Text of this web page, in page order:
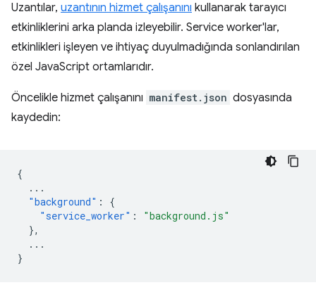
Uzantılar, uzantının hizmet çalışanını kullanarak tarayıcı
etkinliklerini arka planda izleyebilir. Service worker'lar,
etkinlikleri işleyen ve ihtiyaç duyulmadığında sonlandırılan
özel JavaScript ortamlarıdır.
Öncelikle hizmet çalışanını manifest.json dosyasında
kaydedin:
{
...
"background" :
{
"service_worker" :
"background.js"
},
...
}